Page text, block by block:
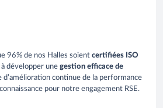
96% de nos Halles soient certifiées ISO
développer une gestion efficace de
d’amélioration continue de la performance
pour notre engagement RSE.